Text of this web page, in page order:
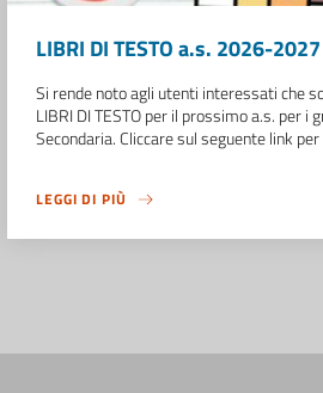
LIBRI DI TESTO a.s. 2026-2027
Si rende noto agli utenti interessati che
LIBRI DI TESTO per il prossimo a.s. per i
Secondaria. Cliccare sul seguente link
LEGGI DI PIÙ